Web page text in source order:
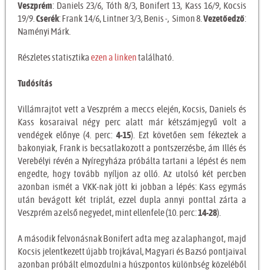
Veszprém: Daniels 23/6, Tóth 8/3, Bonifert 13, Kass 16/9, Kocsis
19/9.Cserék: Frank 14/6, Lintner 3/3, Benis -, Simon 8.Vezetőedző:
Naményi Márk.
Részletes statisztikaezen a linkentalálható.
Tudósítás
Villámrajtot vett a Veszprém a meccs elején, Kocsis, Daniels és
Kass kosaraival négy perc alatt már kétszámjegyű volt a
vendégek előnye (4. perc: 4-15). Ezt követően sem fékeztek a
bakonyiak, Frank is becsatlakozott a pontszerzésbe, ám Illés és
Verebélyi révén a Nyíregyháza próbálta tartani a lépést és nem
engedte, hogy tovább nyíljon az olló. Az utolsó két percben
azonban ismét a VKK-nak jött ki jobban a lépés: Kass egymás
után bevágott két triplát, ezzel dupla annyi ponttal zárta a
Veszprém az első negyedet, mint ellenfele (10. perc:14-28).
A második felvonásnak Bonifert adta meg az alaphangot, majd
Kocsis jelentkezett újabb trojkával, Magyari és Bazsó pontjaival
azonban próbált elmozdulni a húszpontos különbség közeléből